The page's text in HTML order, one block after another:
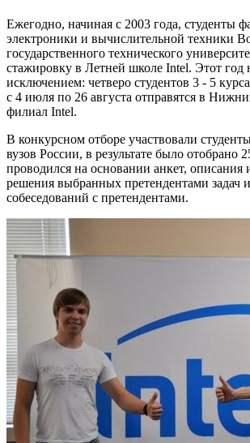
Ежегодно, начиная с 2003 года, студенты
электроники и вычислительной техники
государственного технического
стажировку в Летней школе Intel. Этот год
исключением: четверо студентов 3 - 5
с 4 июля по 26 августа отправятся в
филиал Intel.
В конкурсном отборе участвовали
вузов России, в результате было отобрано
проводился на основании анкет, описания
решения выбранных претендентами задач
собеседований с претендентами.